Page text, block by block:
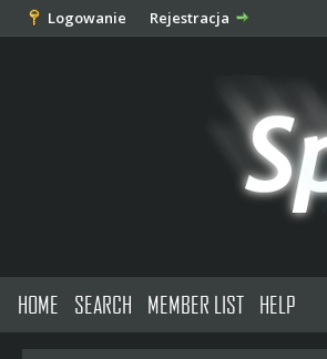
Logowanie Rejestracja
HOME SEARCH MEMBER LIST HELP